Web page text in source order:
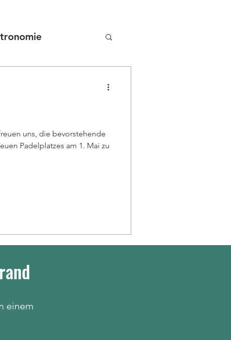
uns, die bevorstehende
Padelplatzes am 1. Mai zu
einem